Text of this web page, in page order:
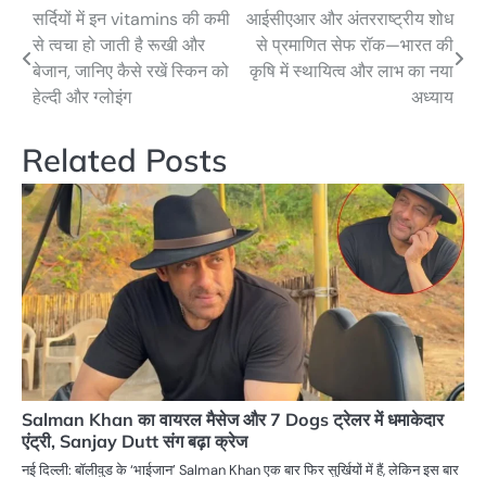
Post
navigation
सर्दियों में इन vitamins की कमी
से त्वचा हो जाती है रूखी और
बेजान, जानिए कैसे रखें स्किन को
हेल्दी और ग्लोइंग
आईसीएआर और अंतरराष्ट्रीय शोध
से प्रमाणित सेफ रॉक—भारत की
कृषि में स्थायित्व और लाभ का नया
अध्याय
Related Posts
Salman Khan का वायरल मैसेज और 7 Dogs ट्रेलर में धमाकेदार
एंट्री, Sanjay Dutt संग बढ़ा क्रेज
नई दिल्ली: बॉलीवुड के ‘भाईजान’ Salman Khan एक बार फिर सुर्खियों में हैं, लेकिन इस बार